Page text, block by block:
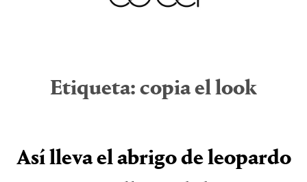
Etiqueta: copia el look
Así lleva el abrigo de leopardo